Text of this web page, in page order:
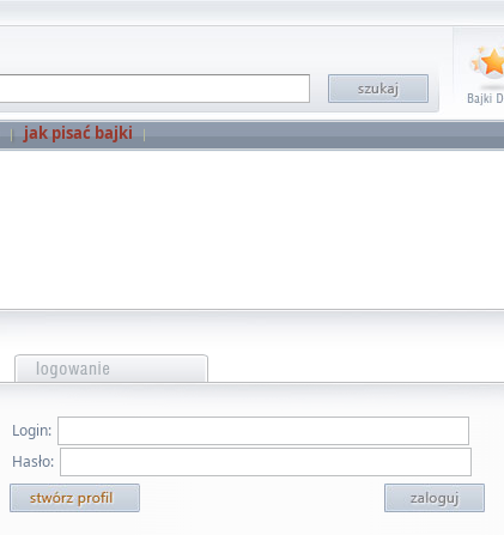
jak pisać bajki
Login:
Hasło: